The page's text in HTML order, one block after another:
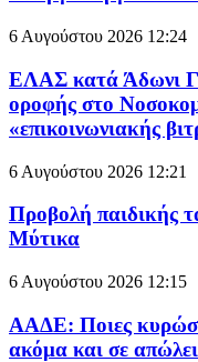
6 Αυγούστου 2026 12:24
ΕΛΑΣ κατά Άδωνι
οροφής στο
«επικοινωνιακής
6 Αυγούστου 2026 12:21
Προβολή παιδικής
Μύτικα
6 Αυγούστου 2026 12:15
ΑΑΔΕ: Ποιες
ακόμα και σε